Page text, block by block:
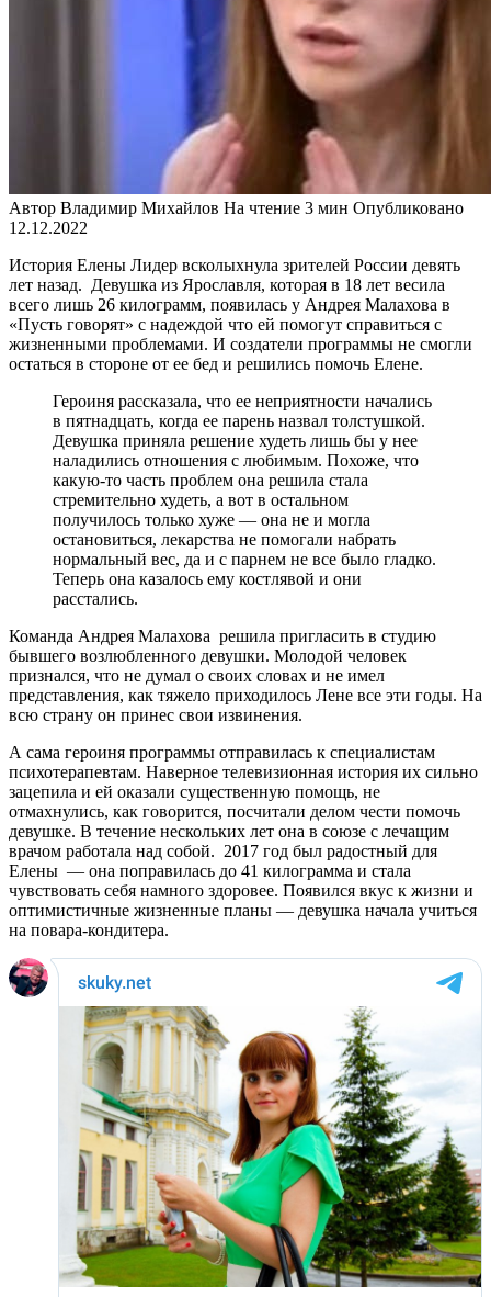
Автор Владимир Михайлов На чтение 3 мин Опубликовано
12.12.2022
История Елены Лидер всколыхнула зрителей России девять
лет назад. Девушка из Ярославля, которая в 18 лет весила
всего лишь 26 килограмм, появилась у Андрея Малахова в
«Пусть говорят» с надеждой что ей помогут справиться с
жизненными проблемами. И создатели программы не смогли
остаться в стороне от ее бед и решились помочь Елене.
Героиня рассказала, что ее неприятности начались
в пятнадцать, когда ее парень назвал толстушкой.
Девушка приняла решение худеть лишь бы у нее
наладились отношения с любимым. Похоже, что
какую-то часть проблем она решила стала
стремительно худеть, а вот в остальном
получилось только хуже — она не и могла
остановиться, лекарства не помогали набрать
нормальный вес, да и с парнем не все было гладко.
Теперь она казалось ему костлявой и они
расстались.
Команда Андрея Малахова решила пригласить в студию
бывшего возлюбленного девушки. Молодой человек
признался, что не думал о своих словах и не имел
представления, как тяжело приходилось Лене все эти годы. На
всю страну он принес свои извинения.
А сама героиня программы отправилась к специалистам
психотерапевтам. Наверное телевизионная история их сильно
зацепила и ей оказали существенную помощь, не
отмахнулись, как говорится, посчитали делом чести помочь
девушке. В течение нескольких лет она в союзе с лечащим
врачом работала над собой. 2017 год был радостный для
Елены — она поправилась до 41 килограмма и стала
чувствовать себя намного здоровее. Появился вкус к жизни и
оптимистичные жизненные планы — девушка начала учиться
на повара-кондитера.